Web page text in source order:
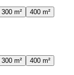
300 m²
400 m²
300 m²
400 m²